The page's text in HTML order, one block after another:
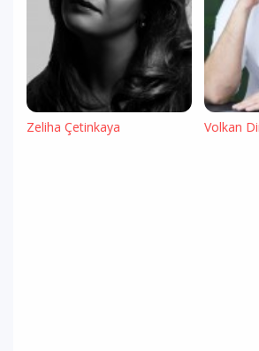
Zeliha Çetinkaya Volkan